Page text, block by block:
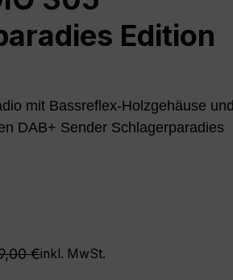
Edition
mit Bassreflex-Holzgehäuse und
DAB+ Sender Schlagerparadies
Preis:
€inkl. MwSt.